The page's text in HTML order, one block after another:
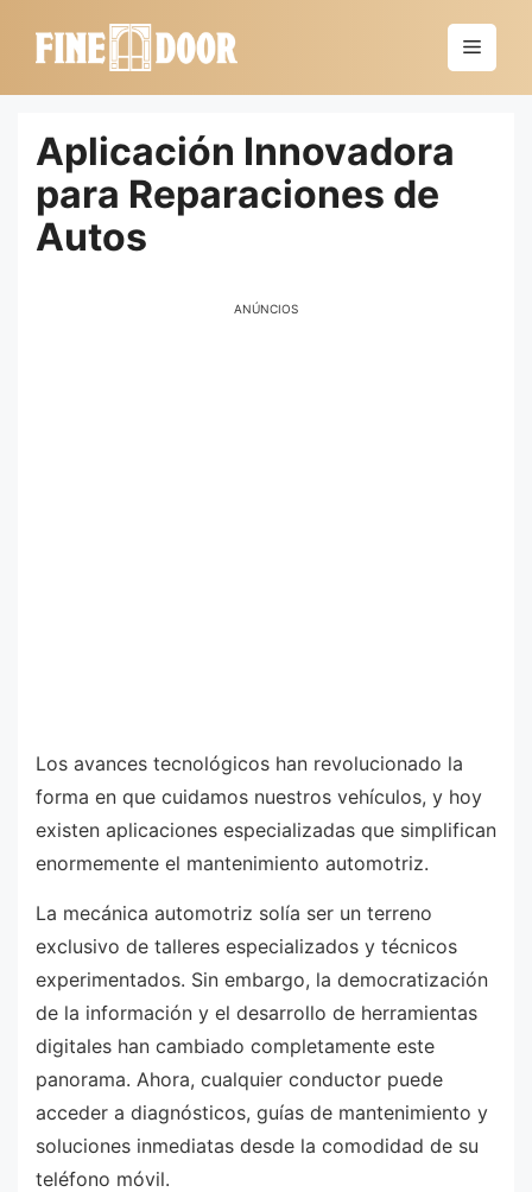
Menú
Aplicación Innovadora
para Reparaciones de
Autos
ANÚNCIOS
Los avances tecnológicos han revolucionado la
forma en que cuidamos nuestros vehículos, y hoy
existen aplicaciones especializadas que simplifican
enormemente el mantenimiento automotriz.
La mecánica automotriz solía ser un terreno
exclusivo de talleres especializados y técnicos
experimentados. Sin embargo, la democratización
de la información y el desarrollo de herramientas
digitales han cambiado completamente este
panorama. Ahora, cualquier conductor puede
acceder a diagnósticos, guías de mantenimiento y
soluciones inmediatas desde la comodidad de su
teléfono móvil.